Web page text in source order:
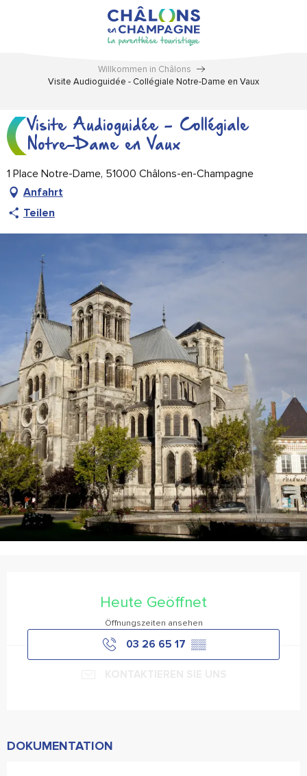
Willkommen in Châlons
Visite Audioguidée - Collégiale Notre-Dame en Vaux
Visite Audioguidée - Collégiale
Notre-Dame en Vaux
1 Place Notre-Dame, 51000 Châlons-en-Champagne
Anfahrt
Teilen
Heute Geöffnet
Öffnungszeiten ansehen
03 26 65 17 ▒▒
DOKUMENTATION